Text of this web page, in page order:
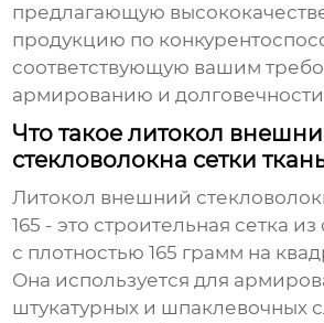
предлагающую
продукцию по
соответствующую вашим
армированию и
Что такое литокол
стекловолокна сетки
Литокол внешний
165 - это строительная сетка
с плотностью 165 грамм на
Она используется для
штукатурных и шпаклевочных